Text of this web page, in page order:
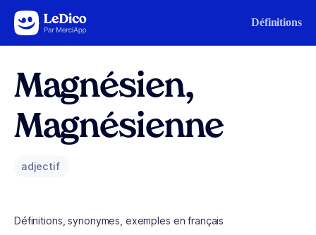
Aller au contenu Définitions
Magnésien,
Magnésienne
adjectif
Définitions, synonymes, exemples en français